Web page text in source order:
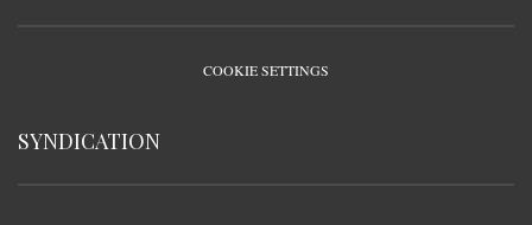
COOKIE SETTINGS
SYNDICATION